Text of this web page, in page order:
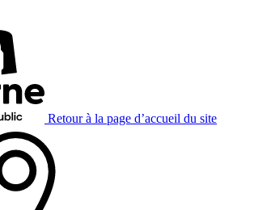
Retour à la page d’accueil du site